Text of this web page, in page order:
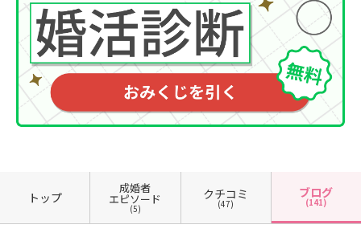
トップ
成婚者
エピソード
(5)
クチコミ
(47)
ブログ
(141)